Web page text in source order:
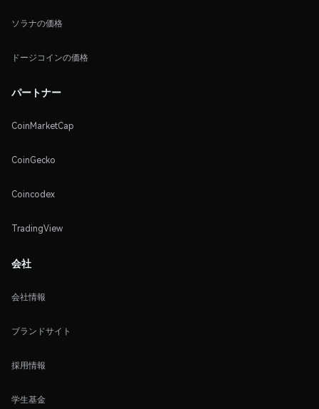
ソラナの価格
ドージコインの価格
パートナー
CoinMarketCap
CoinGecko
Coincodex
TradingView
会社
会社情報
ブランドサイト
採用情報
学生基金